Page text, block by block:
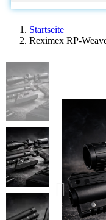
Startseite
Reximex RP-